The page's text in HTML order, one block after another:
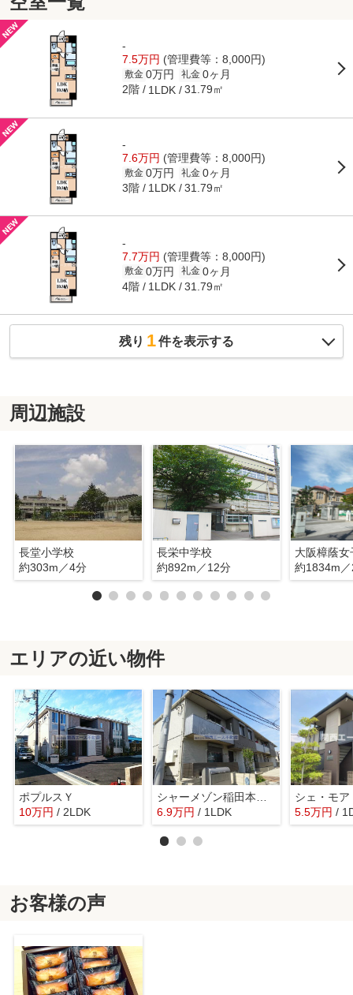
-
7.5万円 (管理費等：8,000円)
敷金 0万円 礼金 0ヶ月
2階 1LDK 31.79㎡
-
7.6万円 (管理費等：8,000円)
敷金 0万円 礼金 0ヶ月
3階 1LDK 31.79㎡
-
7.7万円 (管理費等：8,000円)
敷金 0万円 礼金 0ヶ月
4階 1LDK 31.79㎡
残り 1件を表示する
周辺施設
長堂小学校
約303m／4分
長栄中学校
約892m／12分
大阪樟蔭女
約1834m
エリアの近い物件
ポプルスＹ
10万円 / 2LDK
6.9万円 / 1LDK
シェ・モア
5.5万円 /
お客様の声